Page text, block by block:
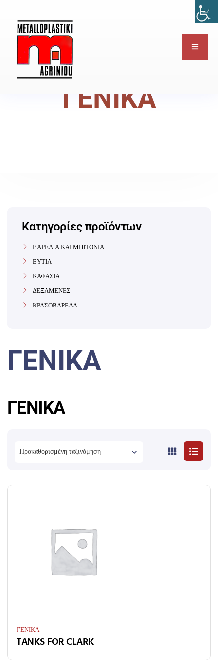
ΓΕΝΙΚΑ
ΓΕΝΙΚΑ
ΓΕΝΙΚΑ
ΓΕΝΙΚΑ
TANKS FOR CLARK
Κατηγορίες προϊόντων
ΒΑΡΕΛΙΑ ΚΑΙ ΜΠΙΤΟΝΙΑ
ΒΥΤΙΑ
ΚΑΦΑΣΙΑ
ΔΕΞΑΜΕΝΕΣ
ΚΡΑΣΟΒΑΡΕΛΑ